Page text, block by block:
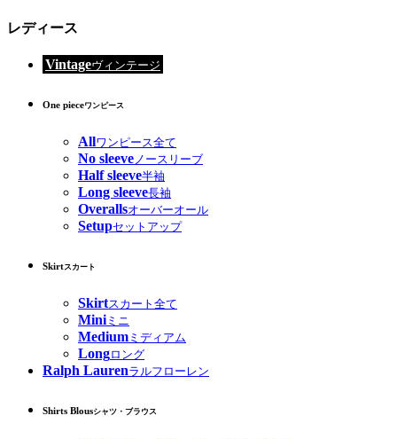
レディース
Vintageヴィンテージ
One pieceワンピース
Allワンピース全て
No sleeveノースリーブ
Half sleeve半袖
Long sleeve長袖
Overallsオーバーオール
Setupセットアップ
Skirtスカート
Skirtスカート全て
Miniミニ
Medium ミディアム
Longロング
Ralph Laurenラルフローレン
Shirts Blousシャツ・ブラウス